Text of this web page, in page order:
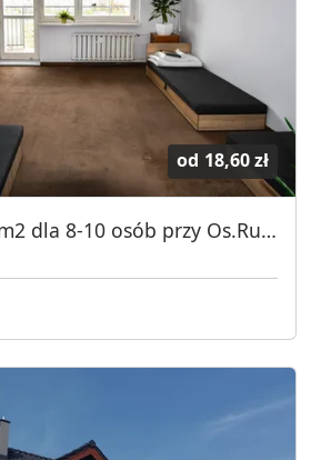
od 18,60 zł
Mieszkanie 94m2 dla 8-10 osób przy Os.Rusa w Poznaniu - KWATERY PRACOWNICZE!